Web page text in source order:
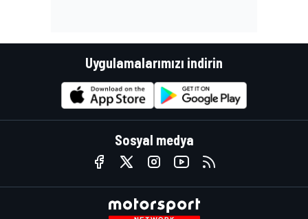
Uygulamalarımızı indirin
Sosyal medya